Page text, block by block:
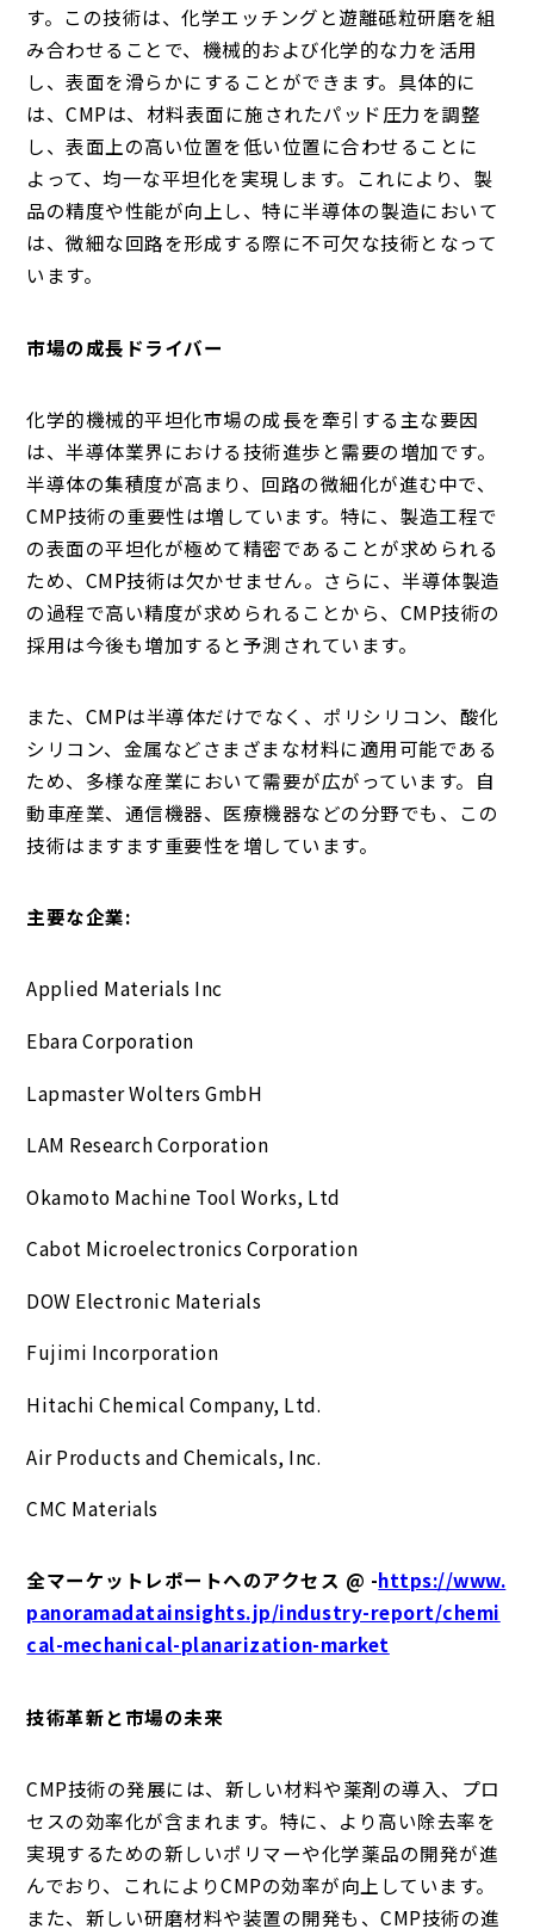
す。この技術は、化学エッチングと遊離砥粒研磨を組
み合わせることで、機械的および化学的な力を活用
し、表面を滑らかにすることができます。具体的に
は、CMPは、材料表面に施されたパッド圧力を調整
し、表面上の高い位置を低い位置に合わせることに
よって、均一な平坦化を実現します。これにより、製
品の精度や性能が向上し、特に半導体の製造において
は、微細な回路を形成する際に不可欠な技術となって
います。
市場の成長ドライバー
化学的機械的平坦化市場の成長を牽引する主な要因
は、半導体業界における技術進歩と需要の増加です。
半導体の集積度が高まり、回路の微細化が進む中で、
CMP技術の重要性は増しています。特に、製造工程で
の表面の平坦化が極めて精密であることが求められる
ため、CMP技術は欠かせません。さらに、半導体製造
の過程で高い精度が求められることから、CMP技術の
採用は今後も増加すると予測されています。
また、CMPは半導体だけでなく、ポリシリコン、酸化
シリコン、金属などさまざまな材料に適用可能である
ため、多様な産業において需要が広がっています。自
動車産業、通信機器、医療機器などの分野でも、この
技術はますます重要性を増しています。
主要な企業:
Applied Materials Inc
Ebara Corporation
Lapmaster Wolters GmbH
LAM Research Corporation
Okamoto Machine Tool Works, Ltd
Cabot Microelectronics Corporation
DOW Electronic Materials
Fujimi Incorporation
Hitachi Chemical Company, Ltd.
Air Products and Chemicals, Inc.
CMC Materials
全マーケットレポートへのアクセス @ -https://www.
panoramadatainsights.jp/industry-report/chemi
cal-mechanical-planarization-market
技術革新と市場の未来
CMP技術の発展には、新しい材料や薬剤の導入、プロ
セスの効率化が含まれます。特に、より高い除去率を
実現するための新しいポリマーや化学薬品の開発が進
んでおり、これによりCMPの効率が向上しています。
また、新しい研磨材料や装置の開発も、CMP技術の進